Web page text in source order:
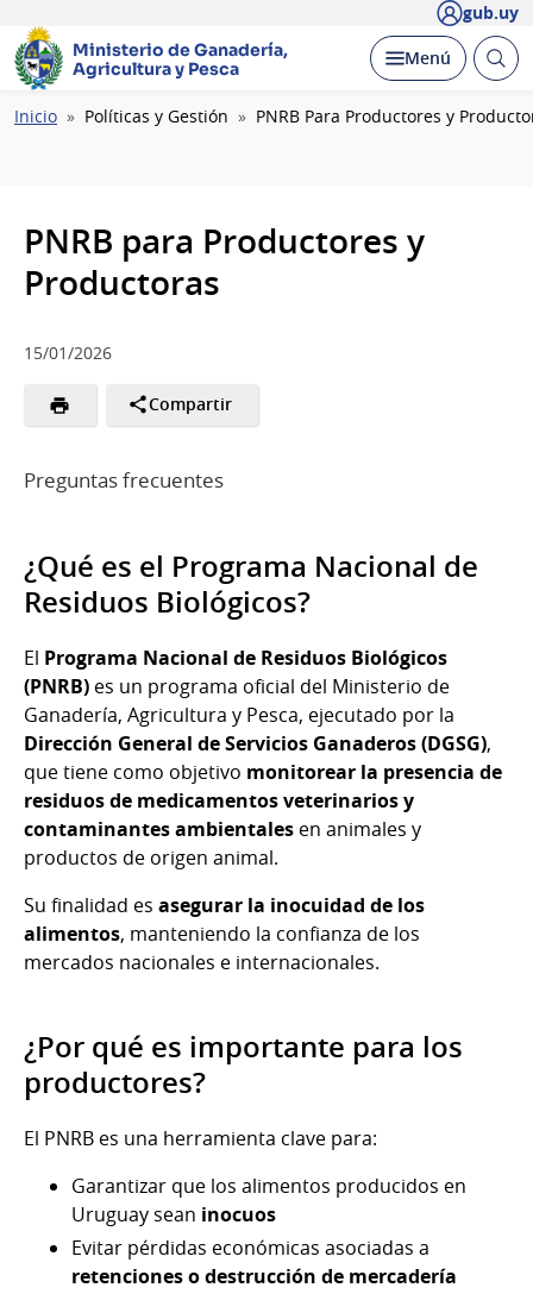
gub.uy
Ministerio de Ganadería,
Agricultura y Pesca
Desplegar
Menú Abrir
Ruta
Inicio Políticas y Gestión PNRB Para Productores y
PNRB para Productores y
Productoras
15/01/2026
Compartir
Preguntas frecuentes
¿Qué es el Programa Nacional de
Residuos Biológicos?
El Programa Nacional de Residuos Biológicos
(PNRB) es un programa oficial del Ministerio de
Ganadería, Agricultura y Pesca, ejecutado por la
Dirección General de Servicios Ganaderos (DGSG),
que tiene como objetivo monitorear la presencia de
residuos de medicamentos veterinarios y
contaminantes ambientales en animales y
productos de origen animal.
Su finalidad es asegurar la inocuidad de los
alimentos, manteniendo la confianza de los
mercados nacionales e internacionales.
¿Por qué es importante para los
productores?
El PNRB es una herramienta clave para:
Garantizar que los alimentos producidos en
Uruguay sean inocuos
Evitar pérdidas económicas asociadas a
retenciones o destrucción de mercadería